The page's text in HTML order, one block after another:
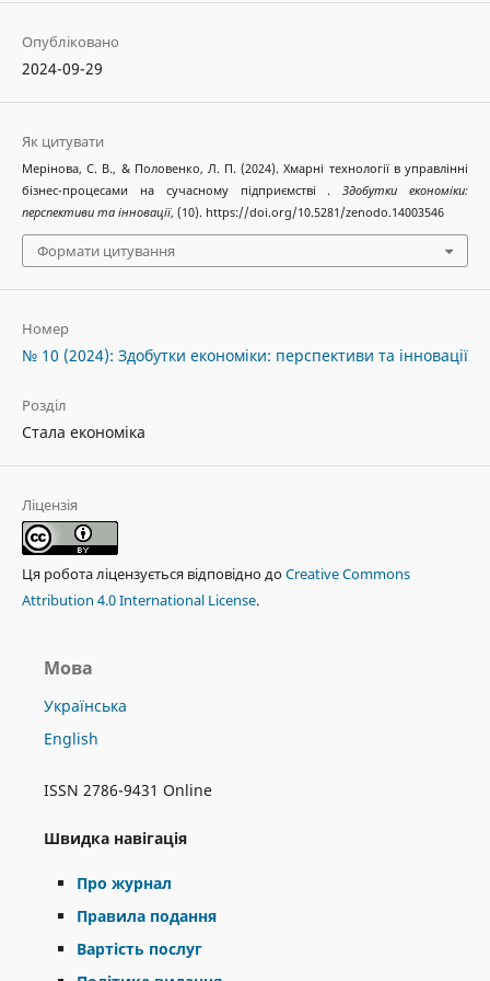
Опубліковано
2024-09-29
Як цитувати
Мерінова, С. В., & Половенко, Л. П. (2024). Хмарні технології в управлінні
бізнес-процесами на сучасному підприємстві .Здобутки економіки:
перспективи та інновації, (10). https://doi.org/10.5281/zenodo.14003546
Формати цитування
Номер
№ 10 (2024): Здобутки економіки: перспективи та інновації
Розділ
Стала економіка
Ліцензія
Ця робота ліцензується відповідно доCreative Commons
Attribution 4.0 International License.
Мова
Українська
English
ISSN 2786-9431 Online
Швидка навігація
Про журнал
Правила подання
Вартість послуг